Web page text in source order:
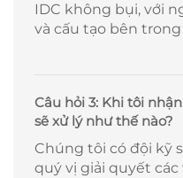
IDC không bụi, với
và cấu tạo bên
Câu hỏi 3: Khi tôi
sẽ xử lý như thế nào?
Chúng tôi có đội kỹ
quý vị giải quyết